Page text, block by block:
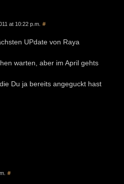
at 10:22 p.m. #
UPdate von Raya
warten, aber im April gehts
Du ja bereits angeguckt hast
#